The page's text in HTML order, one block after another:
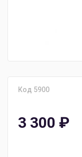
Код 5900
3 300 ₽